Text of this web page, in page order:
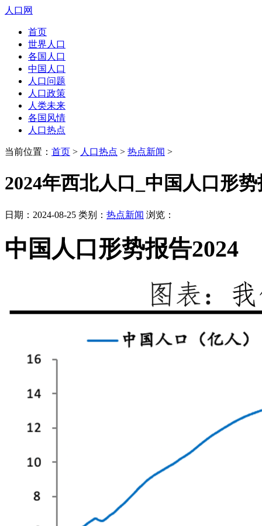
人口网
首页
世界人口
各国人口
中国人口
人口问题
人口政策
人类未来
各国风情
人口热点
当前位置： 首页 > 人口热点 > 热点新闻 >
2024年西北人口_中国人口形势
日期：2024-08-25 类别： 热点新闻 浏览：
中国人口形势报告2024